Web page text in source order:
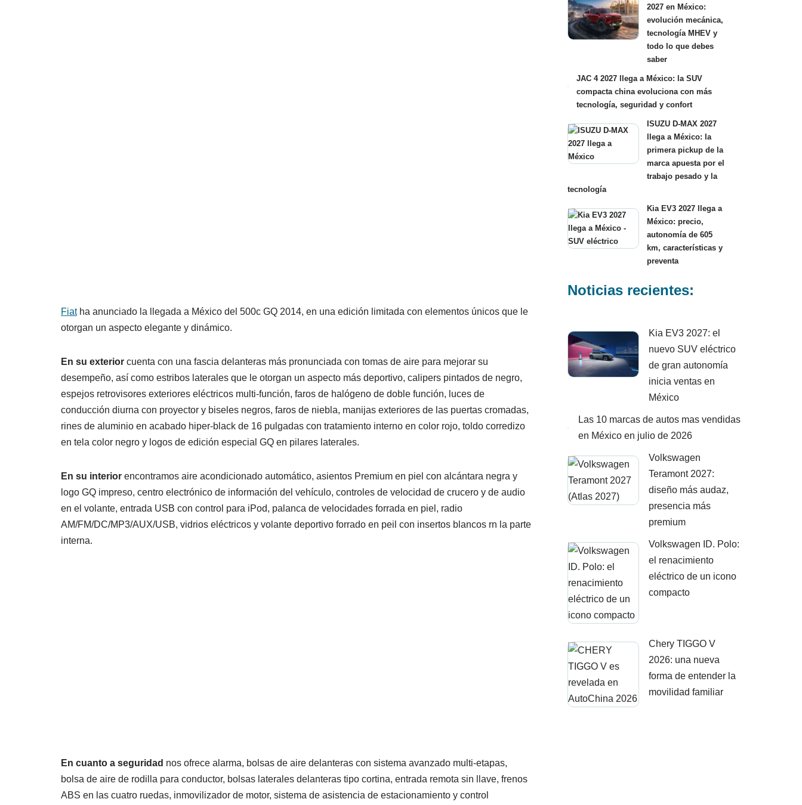
Fiatha anunciado la llegada a México del 500c GQ 2014, en una edición limitada con elementos únicos que le
otorgan un aspecto elegante y dinámico.
En su exterior cuenta con una fascia delanteras más pronunciada con tomas de aire para mejorar su
desempeño, así como estribos laterales que le otorgan un aspecto más deportivo, calipers pintados de negro,
espejos retrovisores exteriores eléctricos multi-función, faros de halógeno de doble función, luces de
conducción diurna con proyector y biseles negros, faros de niebla, manijas exteriores de las puertas cromadas,
rines de aluminio en acabado hiper-black de 16 pulgadas con tratamiento interno en color rojo, toldo corredizo
en tela color negro y logos de edición especial GQ en pilares laterales.
En su interior encontramos aire acondicionado automático, asientos Premium en piel con alcántara negra y
logo GQ impreso, centro electrónico de información del vehículo, controles de velocidad de crucero y de audio
en el volante, entrada USB con control para iPod, palanca de velocidades forrada en piel, radio
AM/FM/DC/MP3/AUX/USB, vidrios eléctricos y volante deportivo forrado en peil con insertos blancos rn la parte
interna.
En cuanto a seguridad nos ofrece alarma, bolsas de aire delanteras con sistema avanzado multi-etapas,
bolsa de aire de rodilla para conductor, bolsas laterales delanteras tipo cortina, entrada remota sin llave, frenos
ABS en las cuatro ruedas, inmovilizador de motor, sistema de asistencia de estacionamiento y control
2027 en México:
evolución mecánica,
tecnología MHEV y
todo lo que debes
saber
JAC 4 2027 llega a México: la SUV
compacta china evoluciona con más
tecnología, seguridad y confort
ISUZU D-MAX 2027
llega a México: la
primera pickup de la
marca apuesta por el
trabajo pesado y la
tecnología
Kia EV3 2027 llega a
México: precio,
autonomía de 605
km, características y
preventa
Noticias recientes:
Kia EV3 2027: el
nuevo SUV eléctrico
de gran autonomía
inicia ventas en
México
Las 10 marcas de autos mas vendidas
en México en julio de 2026
Volkswagen
Teramont 2027:
diseño más audaz,
presencia más
premium
Volkswagen ID. Polo:
el renacimiento
eléctrico de un icono
compacto
Chery TIGGO V
2026: una nueva
forma de entender la
movilidad familiar